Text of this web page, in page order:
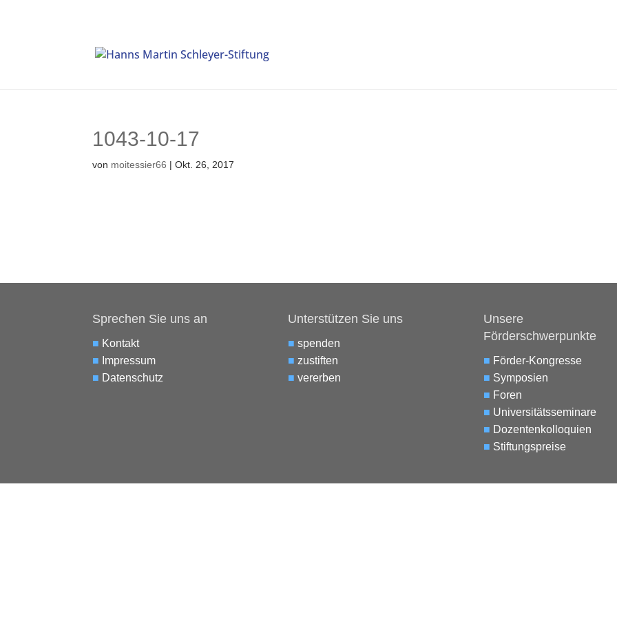
1043-10-17
von moitessier66 |Okt. 26, 2017
Sprechen Sie uns an
■ Kontakt
■ Impressum
■ Datenschutz
Unterstützen Sie uns
■ spenden
■ zustiften
■ vererben
Unsere
Förderschwerpunkte
■ Förder-Kongresse
■ Symposien
■ Foren
■ Universitätsseminare
■ Dozentenkolloquien
■ Stiftungspreise